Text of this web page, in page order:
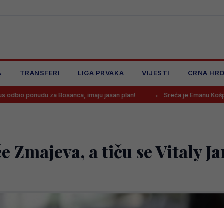
TRANSFERI LIGA PRVAKA VIJESTI CRNA
Bosanca, imaju jasan plan! Sreća je Emanu Košpi ponovo
Zmajeva, a tiču se Vitaly